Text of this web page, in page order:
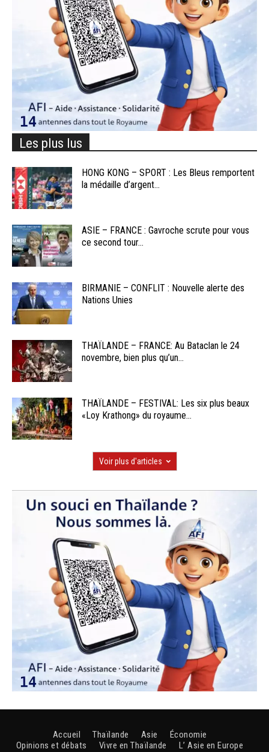
Les plus lus
HONG KONG – SPORT : Les Bleus remportent
la médaille d’argent...
ASIE – FRANCE : Gavroche scrute pour vous
ce second tour...
BIRMANIE – CONFLIT : Nouvelle alerte des
Nations Unies
THAÏLANDE – FRANCE: Au Bataclan le 24
novembre, bien plus qu’un...
THAÏLANDE – FESTIVAL: Les six plus beaux
«Loy Krathong» du royaume...
Voir plus d'articles
Accueil Thaïlande Asie
Économie
Opinions et débats
Vivre en Thaïlande
L’ Asie en Europe